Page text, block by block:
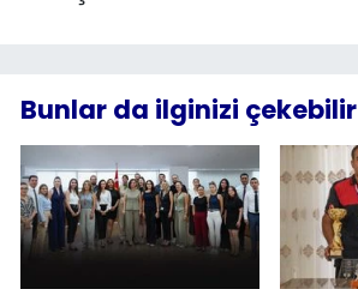
Bunlar da ilginizi çekebilir